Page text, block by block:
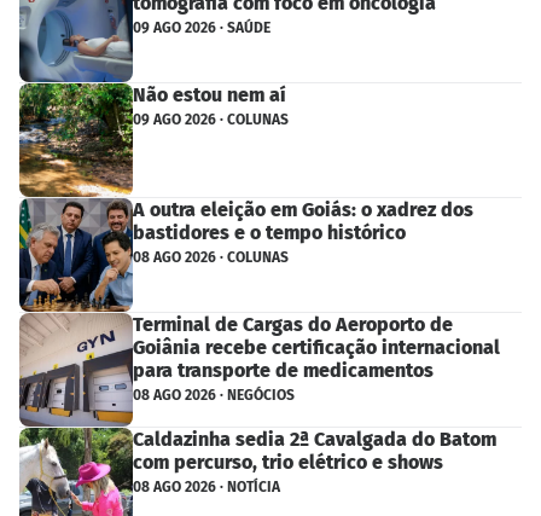
09 AGO 2026 · SAÚDE
Não estou nem aí
09 AGO 2026 · COLUNAS
A outra eleição em Goiás: o xadrez dos
bastidores e o tempo histórico
08 AGO 2026 · COLUNAS
Terminal de Cargas do Aeroporto de
Goiânia recebe certificação internacional
para transporte de medicamentos
08 AGO 2026 · NEGÓCIOS
Caldazinha sedia 2ª Cavalgada do Batom
com percurso, trio elétrico e shows
08 AGO 2026 · NOTÍCIA